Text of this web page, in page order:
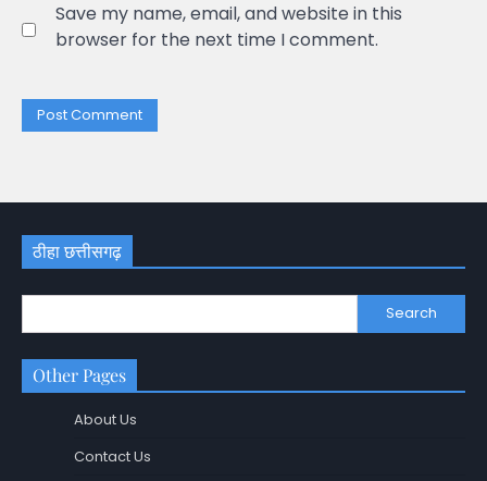
Save my name, email, and website in this
browser for the next time I comment.
ठीहा छत्तीसगढ़
Search
Other Pages
About Us
Contact Us